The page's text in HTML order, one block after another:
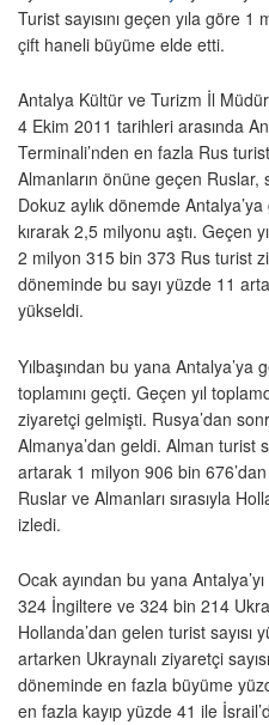
Turist sayısını geçen yıla göre
çift haneli büyüme elde etti.
Antalya Kültür ve Turizm İl
4 Ekim 2011 tarihleri arasında
Terminali’nden en fazla Rus
Almanların önüne geçen Ruslar,
Dokuz aylık dönemde
kırarak 2,5 milyonu aştı. Geçen
2 milyon 315 bin 373 Rus turist
döneminde bu sayı yüzde 11
yükseldi.
Yılbaşından bu yana Antalya’ya
toplamını geçti. Geçen yıl
ziyaretçi gelmişti. Rusya’dan
Almanya’dan geldi. Alman turist
artarak 1 milyon 906 bin 676’dan
Ruslar ve Almanları sırasıyla
izledi.
Ocak ayından bu yana
324 İngiltere ve 324 bin 214
Hollanda’dan gelen turist sayısı
artarken Ukraynalı ziyaretçi
döneminde en fazla büyüme
en fazla kayıp yüzde 41 ile